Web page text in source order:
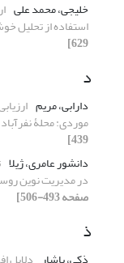
خلیجی، محمد علی
استفاده از تحلیل
629]
د
دارابی، مریم
موردی: محلۀ
439]
دانشور عامری، ژیلا
در مدیریت نوین
صفحه 493-506]
ذ